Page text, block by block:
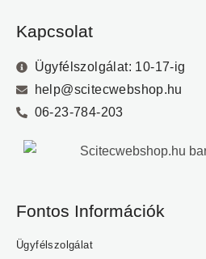
Kapcsolat
Ügyfélszolgálat: 10-17-ig
help@scitecwebshop.hu
06-23-784-203
Fontos Információk
Ügyfélszolgálat